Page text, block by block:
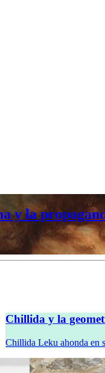
y la
Chillida y la
Chillida Leku ahonda en